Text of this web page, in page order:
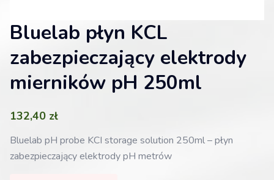
Bluelab płyn KCL
zabezpieczający elektrody
mierników pH 250ml
132,40 zł
Bluelab pH probe KCI storage solution 250ml – płyn
zabezpieczający elektrody pH metrów